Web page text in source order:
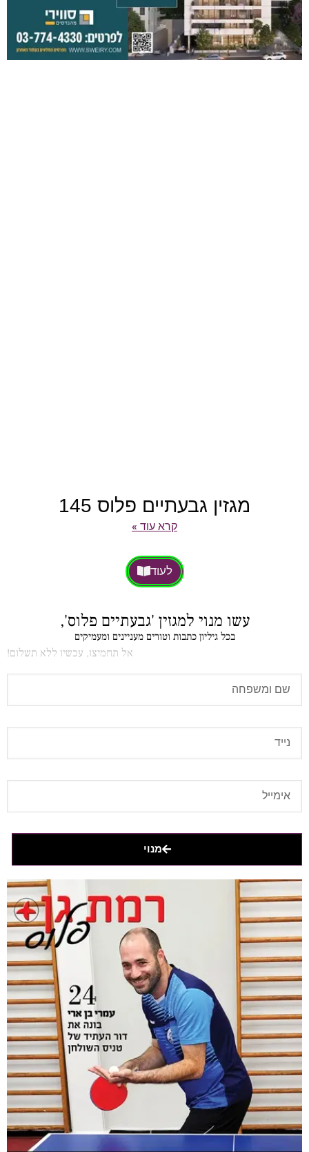
מגזין גבעתיים פלוס 145
קרא עוד »
לעוד
עשו מנוי למגזין 'גבעתיים פלוס',
בכל גיליון כתבות וטורים מעניינים ומעמיקים
אל תחמיצו, עכשיו ללא תשלום!
מנוי